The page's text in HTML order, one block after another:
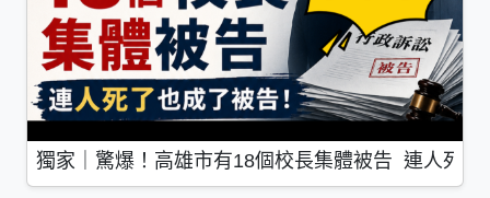
獨家｜驚爆！高雄市有18個校長集體被告 連人死了